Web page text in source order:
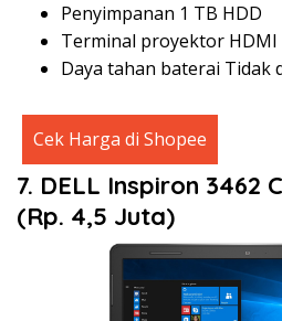
Penyimpanan 1 TB HDD
Terminal proyektor HDMI
Daya tahan baterai Tidak
Cek Harga di Shopee
7. DELL Inspiron 3462
(Rp. 4,5 Juta)